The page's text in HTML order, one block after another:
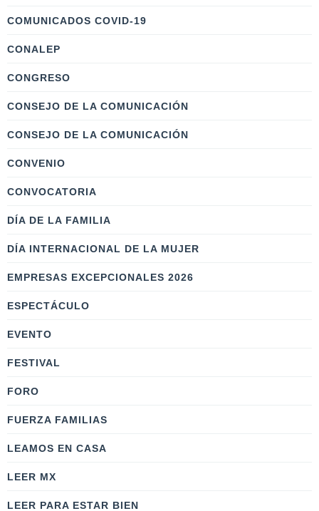
COMUNICADOS COVID-19
CONALEP
CONGRESO
CONSEJO DE LA COMUNICACIÓN
CONSEJO DE LA COMUNICACIÓN
CONVENIO
CONVOCATORIA
DÍA DE LA FAMILIA
DÍA INTERNACIONAL DE LA MUJER
EMPRESAS EXCEPCIONALES 2026
ESPECTÁCULO
EVENTO
FESTIVAL
FORO
FUERZA FAMILIAS
LEAMOS EN CASA
LEER MX
LEER PARA ESTAR BIEN